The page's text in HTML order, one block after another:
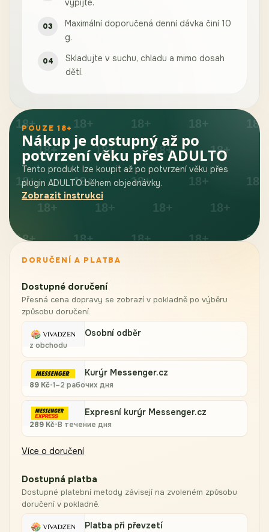
POUZE 18+
Nákup je dostupný až po
potvrzení věku přes ADULTO
Tento produkt lze koupit až po potvrzení věku přes
plugin ADULTO během objednávky.
Zobrazit instrukci
DORUČENÍ A PLATBA
Dostupné doručení
Přesná cena dopravy se zobrazí v pokladně po výběru
způsobu doručení.
Osobní odběr
z obchodu
Kurýr Messenger.cz
89 Kč•1–2 рабочих дня
Expresní kurýr Messenger.cz
289 Kč•В течение дня
Více o doručení
Dostupná platba
Dostupné platební metody závisejí na zvoleném způsobu
doručení v pokladně.
Platba při převzetí
vypijte.
Maximální doporučená denní dávka činí 10
g.
Skladujte v suchu, chladu a mimo dosah
dětí.